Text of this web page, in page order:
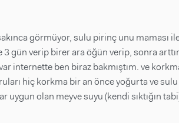
görmüyor, sulu pirinç unu maması
3 gün verip birer ara öğün verip, sonra
internette ben biraz bakmıştım. ve
hiç korkma bir an önce yoğurta ve
uygun olan meyve suyu (kendi sıktığın